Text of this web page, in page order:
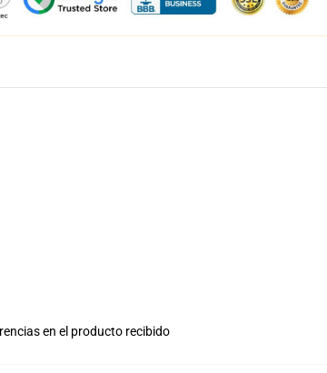
en el producto recibido